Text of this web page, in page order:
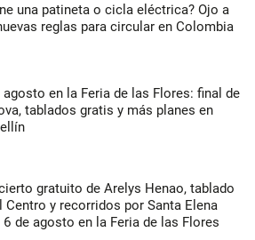
una patineta o cicla eléctrica? Ojo a
reglas para circular en Colombia
agosto en la Feria de las Flores: final de
tablados gratis y más planes en
gratuito de Arelys Henao, tablado
Centro y recorridos por Santa Elena
6 de agosto en la Feria de las Flores